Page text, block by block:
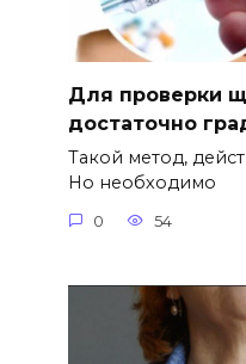
Для проверки
достаточно
Такой метод,
Но необходимо
0 54